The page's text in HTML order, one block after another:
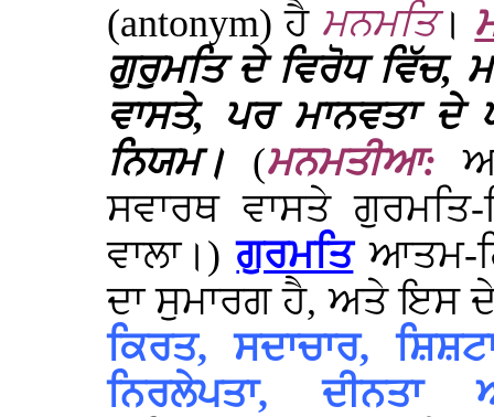
(antonym) ਹੈ ਮਨਮਤਿ।
ਗੁਰੁਮਤਿ ਦੇ ਵਿਰੋਧ
ਵਾਸਤੇ, ਪਰ ਮਾਨਵਤਾ
ਨਿਯਮ। (ਮਨਮਤੀਆ:
ਸਵਾਰਥ ਵਾਸਤੇ
ਵਾਲਾ।)ਗੁਰਮਤਿਆਤਮ-
ਦਾ ਸੁਮਾਰਗ ਹੈ, ਅਤੇ ਇਸ
ਕਿਰਤ, ਸਦਾਚਾਰ,
ਨਿਰਲੇਪਤਾ,